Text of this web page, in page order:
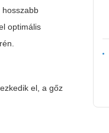
hosszabb
optimális
el, a gőz